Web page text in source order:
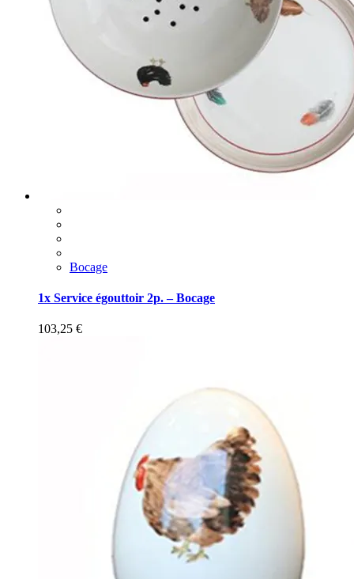
Bocage
1x Service égouttoir 2p. – Bocage
103,25 €